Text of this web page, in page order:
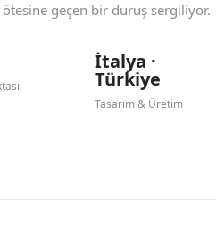
geçen bir duruş sergiliyor.
İtalya ·
Türkiye
Tasarım & Üretim